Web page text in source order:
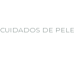
CUIDADOS DE PELE